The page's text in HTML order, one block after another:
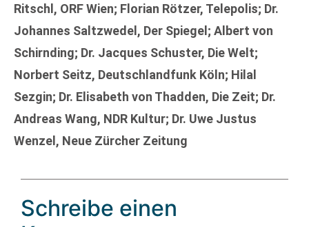
Ritschl, ORF Wien; Florian Rötzer, Telepolis; Dr.
Johannes Saltzwedel, Der Spiegel; Albert von
Schirnding; Dr. Jacques Schuster, Die Welt;
Norbert Seitz, Deutschlandfunk Köln; Hilal
Sezgin; Dr. Elisabeth von Thadden, Die Zeit; Dr.
Andreas Wang, NDR Kultur; Dr. Uwe Justus
Wenzel, Neue Zürcher Zeitung
Schreibe einen